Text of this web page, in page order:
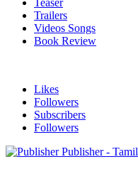
Teaser
Trailers
Videos Songs
Book Review
Likes
Followers
Subscribers
Followers
Publisher -